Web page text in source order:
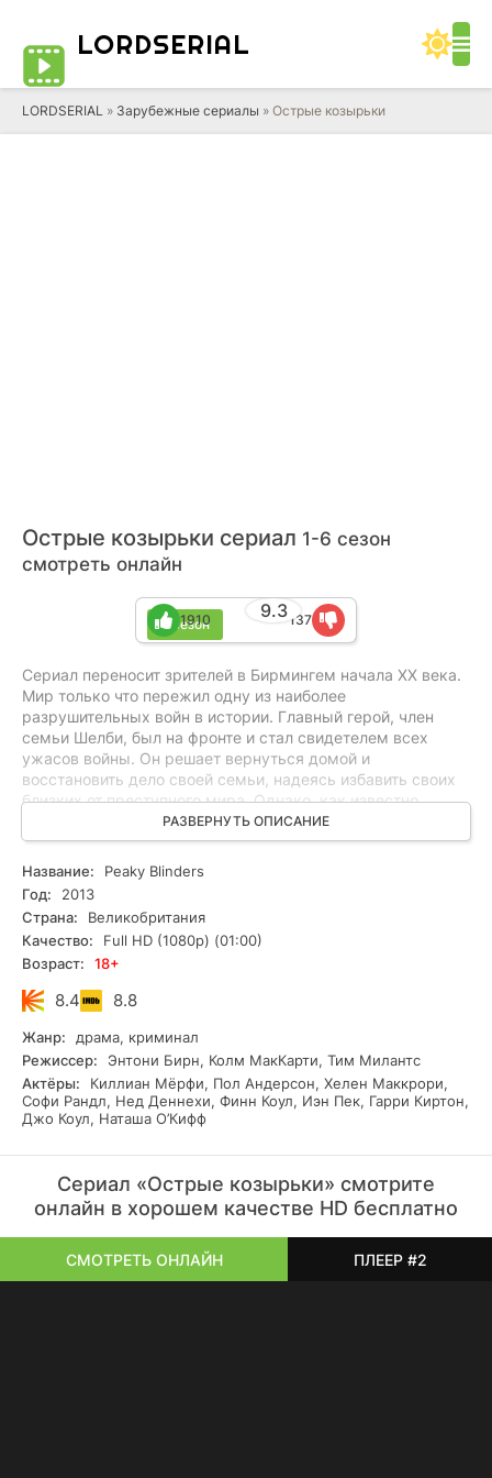
LORDSERIAL
LORDSERIAL » Зарубежные сериалы » Острые козырьки
Острые козырьки сериал 1-6 сезон
смотреть онлайн
6 сезон
9.3
1910 137
Сериал переносит зрителей в Бирмингем начала XX века.
Мир только что пережил одну из наиболее
разрушительных войн в истории. Главный герой, член
семьи Шелби, был на фронте и стал свидетелем всех
ужасов войны. Он решает вернуться домой и
восстановить дело своей семьи, надеясь избавить своих
близких от преступного мира. Однако, как известно,
покинуть криминальную сферу непросто. Бирмингем
становится горячей точкой схваток между крупными
преступными группировками. Но что произойдет дальше?
РАЗВЕРНУТЬ ОПИСАНИЕ
Название:
Peaky Blinders
Год:
2013
Страна:
Великобритания
Качество:
Full HD (1080p) (01:00)
Возраст:
18+
8.4 8.8
Жанр:
драма, криминал
Режиссер:
Энтони Бирн, Колм МакКарти, Тим Милантс
Актёры:
Киллиан Мёрфи, Пол Андерсон, Хелен Маккрори,
Софи Рандл, Нед Деннехи, Финн Коул, Иэн Пек, Гарри Киртон,
Джо Коул, Наташа О’Кифф
Сериал «Острые козырьки» смотрите
онлайн в хорошем качестве HD бесплатно
СМОТРЕТЬ ОНЛАЙН ПЛЕЕР #2